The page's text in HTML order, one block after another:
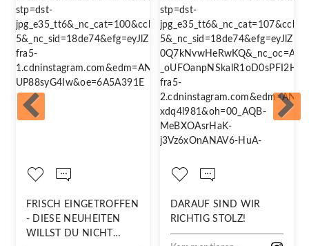
FRISCH EINGETROFFEN
- DIESE NEUHEITEN
WILLST DU NICHT
DARAUF SIND WIR
RICHTIG STOLZ!